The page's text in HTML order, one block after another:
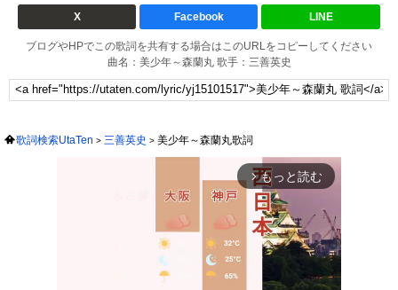
X Facebook LINE
ブログやHPでこの歌詞を共有する場合はこのURLをコピーしてください
曲名：美少年～森蘭丸 歌手：三善英史
歌詞検索UtaTen 三善英史 美少年～森蘭丸歌詞
arrow_forward_ios もっと読む